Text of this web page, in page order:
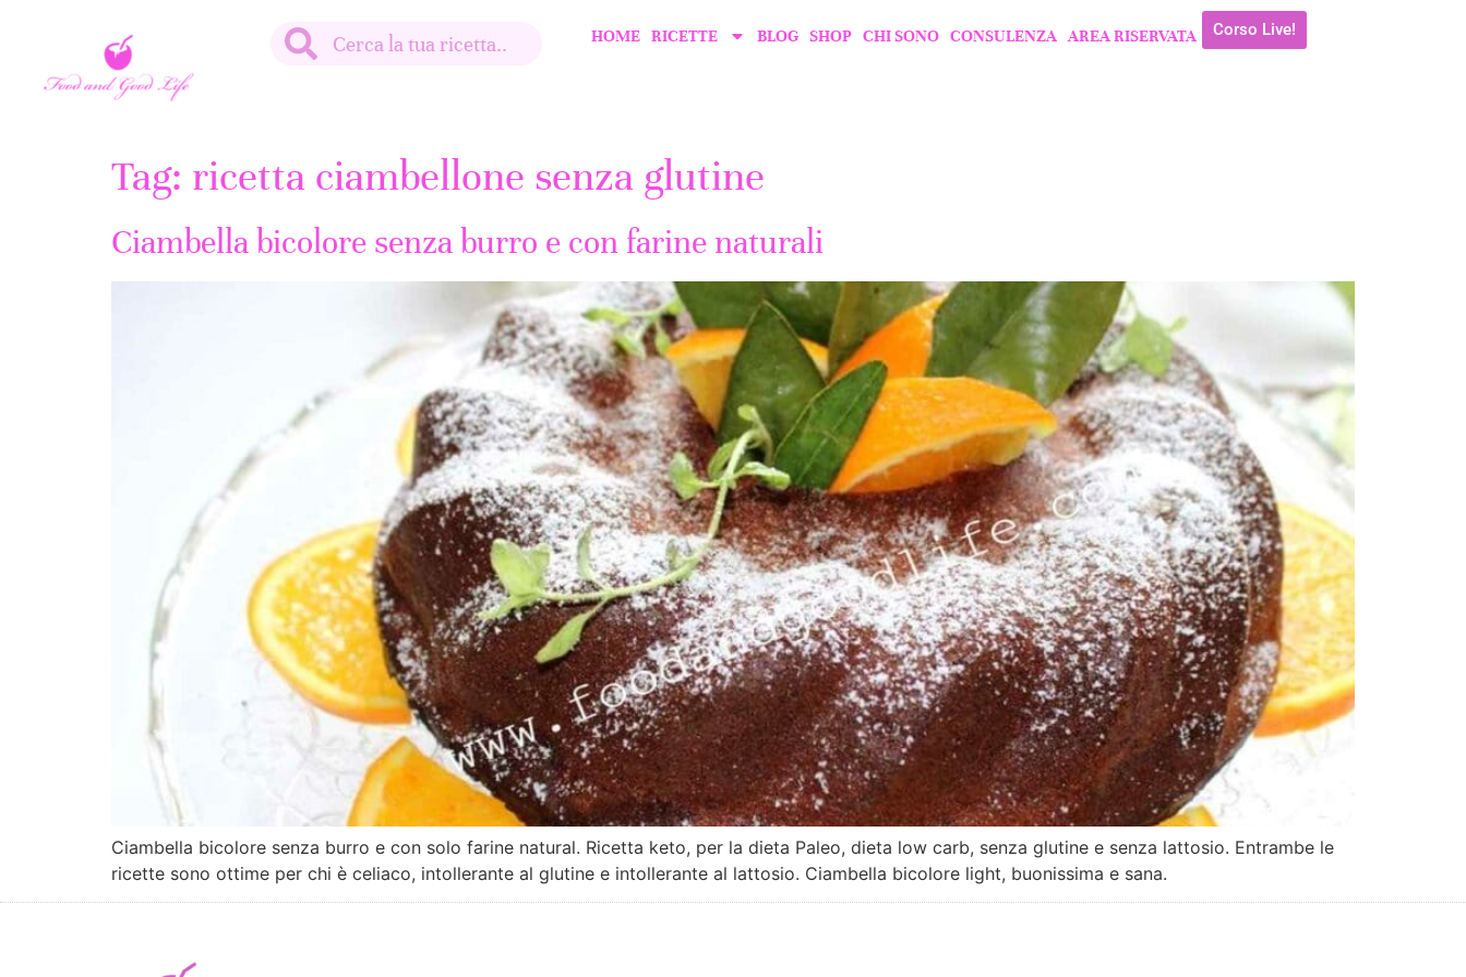
HOME RICETTE BLOG SHOP CHI SONO CONSULENZA AREA RISERVATA Corso Live!
Tag: ricetta ciambellone senza glutine
Ciambella bicolore senza burro e con farine naturali
Ciambella bicolore senza burro e con solo farine natural. Ricetta keto, per la dieta Paleo, dieta low carb, senza glutine e senza lattosio. Entrambe le
ricette sono ottime per chi è celiaco, intollerante al glutine e intollerante al lattosio. Ciambella bicolore light, buonissima e sana.